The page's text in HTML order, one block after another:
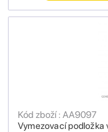
Vymezovací podložka
Kód zboží : AA9097